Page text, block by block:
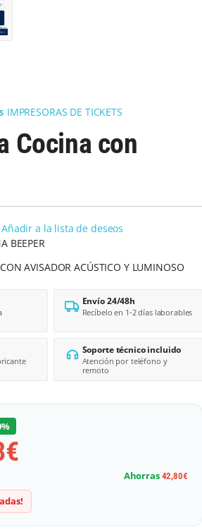
IMPRESORAS DE TICKETS
Cocina con
Añadir a la lista de deseos
BEEPER
AVISADOR ACÚSTICO Y LUMINOSO
Envío 24/48h
Recíbelo en 1-2 días laborables
Soporte técnico incluido
Atención por teléfono y
remoto
€
Ahorras 42,80€